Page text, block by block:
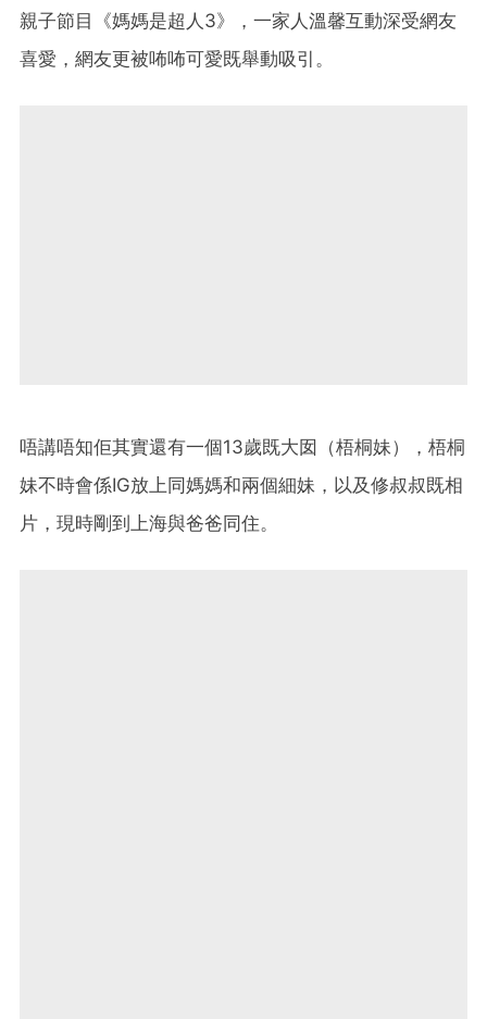
親子節目《媽媽是超人3》，一家人溫馨互動深受網友
喜愛，網友更被咘咘可愛既舉動吸引。
唔講唔知佢其實還有一個13歲既大囡（梧桐妹），梧桐
妹不時會係IG放上同媽媽和兩個細妹，以及修叔叔既相
片，現時剛到上海與爸爸同住。